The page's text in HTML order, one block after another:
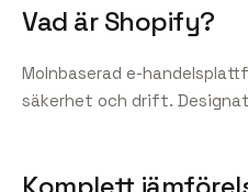
Vad är Shopify?
Molnbaserad e-
säkerhet och drift.